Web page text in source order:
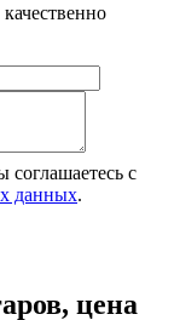
с
данных.
цена